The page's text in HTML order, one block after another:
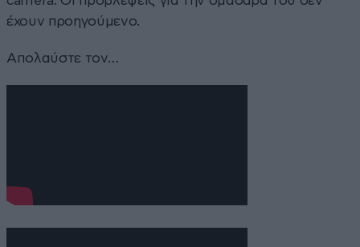
έχουν προηγούμενο.
Απολαύστε τον…